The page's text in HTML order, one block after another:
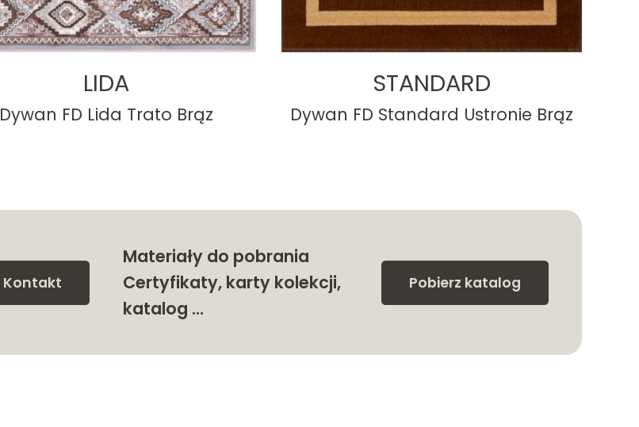
LIDA
Dywan FD Lida Trato Brąz
STANDARD
Dywan FD Standard Ustronie Brąz
Kontakt
Materiały do pobrania
Certyfikaty, karty kolekcji,
katalog …
Pobierz katalog